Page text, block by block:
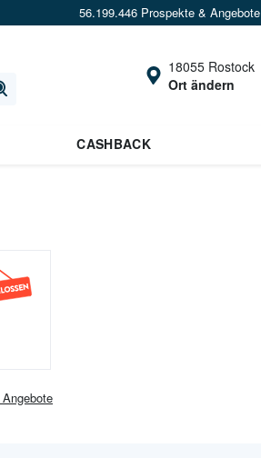
56.199.446 Prospekte & Angebote
18055 Rostock
Ort ändern
CASHBACK
Angebote